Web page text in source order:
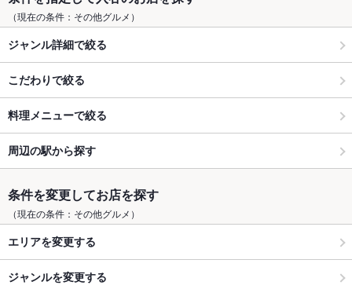
（現在の条件：その他グルメ）
ジャンル詳細で絞る
こだわりで絞る
料理メニューで絞る
周辺の駅から探す
条件を変更してお店を探す
（現在の条件：その他グルメ）
エリアを変更する
ジャンルを変更する